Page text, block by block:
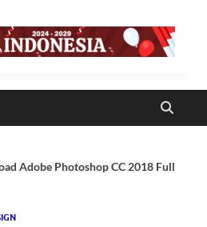
Adobe Photoshop CC 2018 Full